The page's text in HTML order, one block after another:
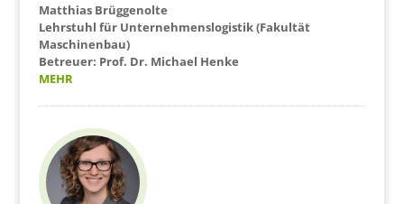
Matthias Brüggenolte
Lehrstuhl für Unternehmenslogistik (Fakultät
Maschinenbau)
Betreuer: Prof. Dr. Michael Henke
MEHR